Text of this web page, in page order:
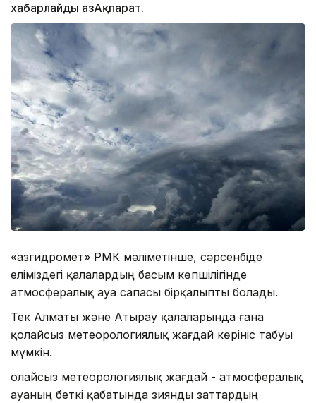
хабарлайды ҚазАқпарат.
«Қазгидромет» РМК мәліметінше, сәрсенбіде
еліміздегі қалалардың басым көпшілігінде
атмосфералық ауа сапасы бірқалыпты болады.
Тек Алматы және Атырау қалаларында ғана
қолайсыз метеорологиялық жағдай көрініс табуы
мүмкін.
Қолайсыз метеорологиялық жағдай - атмосфералық
ауаның беткі қабатында зиянды заттардың